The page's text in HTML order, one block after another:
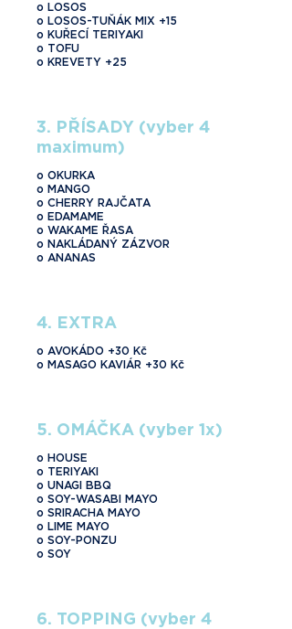
o LOSOS
o LOSOS-TUŇÁK MIX +15
o KUŘECÍ TERIYAKI
o TOFU
o KREVETY +25
3. PŘÍSADY (vyber 4
maximum)
o OKURKA
o MANGO
o CHERRY RAJČATA
o EDAMAME
o WAKAME ŘASA
o NAKLÁDANÝ ZÁZVOR
o ANANAS
4. EXTRA
o AVOKÁDO +30 Kč
5. OMÁČKA (vyber 1x)
o HOUSE
o TERIYAKI
o UNAGI BBQ
o SOY-WASABI MAYO
o SRIRACHA MAYO
o LIME MAYO
o SOY-PONZU
o SOY
6. TOPPING (vyber 4